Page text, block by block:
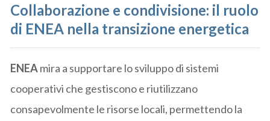
Collaborazione e condivisione: il ruolo
di ENEA nella transizione energetica
ENEAmira a supportare lo sviluppo di sistemi
cooperativi che gestiscono e riutilizzano
consapevolmente le risorse locali, permettendo la